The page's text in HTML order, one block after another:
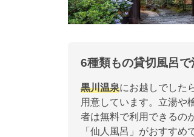
6種類もの貸切風呂で
黒川温泉にお越しでした
用意しています。立湯や
者は無料で利用できるの
「仙人風呂」がおすすめ